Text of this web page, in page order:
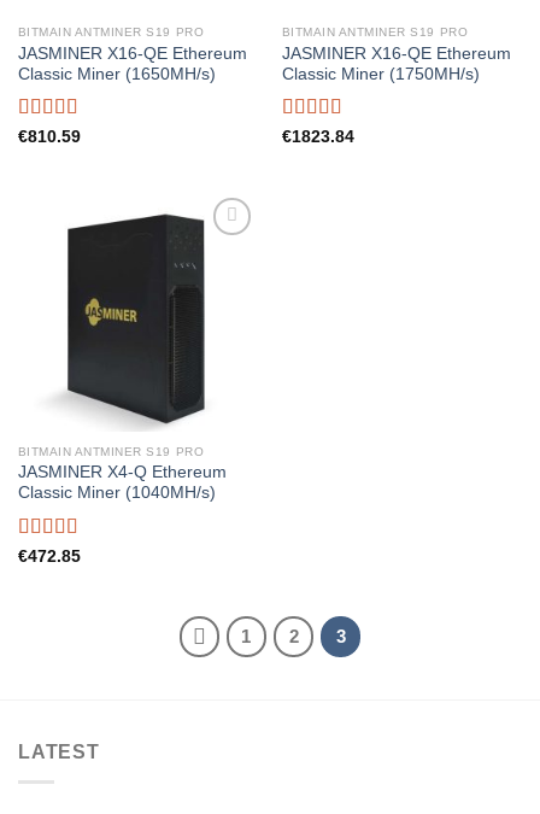
BITMAIN ANTMINER S19 PRO
JASMINER X16-QE Ethereum
Classic Miner (1650MH/s)
Rated5.00
€810.59
BITMAIN ANTMINER S19 PRO
JASMINER X16-QE Ethereum
Classic Miner (1750MH/s)
Rated5.00
€1823.84
BITMAIN ANTMINER S19 PRO
JASMINER X4-Q Ethereum
Classic Miner (1040MH/s)
Rated5.00
€472.85
1 2 3
LATEST